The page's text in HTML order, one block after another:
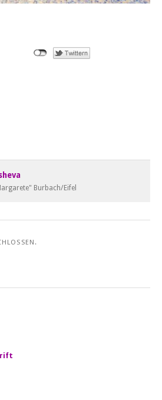
Burbach/Eifel